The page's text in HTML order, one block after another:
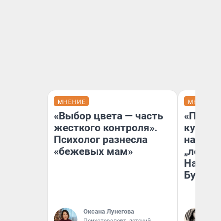
МНЕНИЕ
«Выбор цвета — часть
жесткого контроля».
Психолог разнесла
«бежевых мам»
Оксана Лунегова
МНЕНИЕ
«Пласт
На